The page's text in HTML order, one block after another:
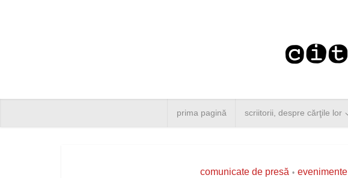
prima pagină scriitorii, despre cărţile lor
comunicate de presă • evenimente